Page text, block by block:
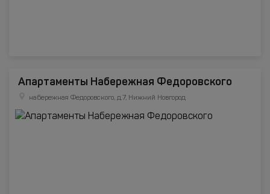
Апартаменты Набережная Федоровского
набережная Федоровского, д.7, Нижний Новгород